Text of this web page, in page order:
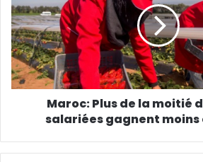
Maroc: Plus de la moitié
salariées gagnent moins